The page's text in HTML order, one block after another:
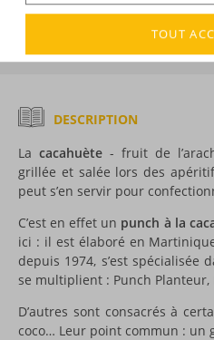
DÉCOUVERTE
Voir tous les produits :
DESCRIPTION
La cacahuète - fruit de
grillée et salée lors des
peut s’en servir pour
C’est en effet un punch à la
ici : il est élaboré en
depuis 1974, s’est spécialisée
se multiplient : Punch Planteur,
D’autres sont consacrés à
coco… Leur point commun : un
TOUT